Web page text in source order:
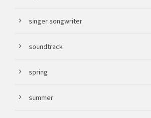
singer songwriter
soundtrack
spring
summer